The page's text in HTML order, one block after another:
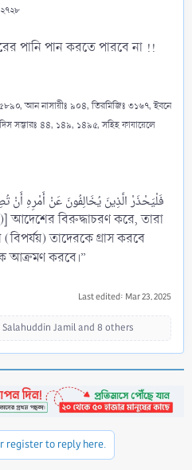
পানি পান করতে পারবে না !!
আন নাসায়ীঃ ৯০৪, তিরমিজিঃ ৩১৬৭, ইবনে
সম্ভারঃ ৪৪, ১৪৯, ১৪৯৫, সহিহ ফাযায়েলে
فَلْيَحْذَرْ الَّذِينَ يُخَالِفُونَ عَنْ أَمْرِهِ أَنْ
তাদেরকে গ্রাস করবে
আক্রমণ করবে।”
Last edited: Mar 23, 2025
Salahuddin Jamiland 8 others
register to reply here.